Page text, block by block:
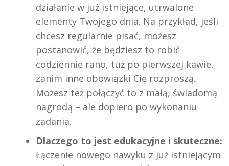
działanie w już istniejące, utrwalone
elementy Twojego dnia. Na przykład, jeśli
chcesz regularnie pisać, możesz
postanowić, że będziesz to robić
codziennie rano, tuż po pierwszej kawie,
zanim inne obowiązki Cię rozproszą.
Możesz też połączyć to z małą, świadomą
nagrodą – ale dopiero po wykonaniu
zadania.
Dlaczego to jest edukacyjne i skuteczne:
Łączenie nowego nawyku z już istniejącym